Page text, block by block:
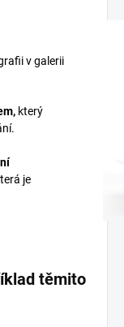
v galerii
který
je
těmito